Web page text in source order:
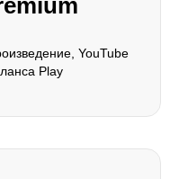
YouTube
Play